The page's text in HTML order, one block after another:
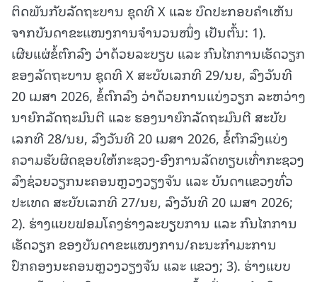
ຕິດພັນກັບລັດຖະບານ ຊຸດທີ X ແລະ ບົດປະກອບຄໍາເຫັນ
ຈາກບັນດາຂະແໜງການຈໍານວນໜຶ່ງ ເປັນຕົ້ນ: 1).
ເຜີຍແຜ່ຂໍ້ຕົກລົງ ວ່າດ້ວຍລະບຽບ ແລະ ກົນໄກການເຮັດວຽກ
ຂອງລັດຖະບານ ຊຸດທີ X ສະບັບເລກທີ 29/ນຍ, ລົງວັນທີ
20 ເມສາ 2026, ຂໍ້ຕົກລົງ ວ່າດ້ວຍການແບ່ງວຽກ ລະຫວ່າງ
ນາຍົກລັດຖະມົນຕີ ແລະ ຮອງນາຍົກລັດຖະມົນຕີ ສະບັບ
ເລກທີ 28/ນຍ, ລົງວັນທີ 20 ເມສາ 2026, ຂໍ້ຕົກລົງແບ່ງ
ຄວາມຮັບຜິດຊອບໃຫ້ກະຊວງ-ອົງການລັດທຽບເທົ່າກະຊວງ
ລົງຊ່ວຍວຽກນະຄອນຫຼວງວຽງຈັນ ແລະ ບັນດາແຂວງທົ່ວ
ປະເທດ ສະບັບເລກທີ 27/ນຍ, ລົງວັນທີ 20 ເມສາ 2026;
2). ຮ່າງແບບຟອມໂຄງຮ່າງລະບຽບການ ແລະ ກົນໄກການ
ເຮັດວຽກ ຂອງບັນດາຂະແໜງການ/ຄະນະກຳມະການ
ປົກຄອງນະຄອນຫຼວງວຽງຈັນ ແລະ ແຂວງ; 3). ຮ່າງແບບ